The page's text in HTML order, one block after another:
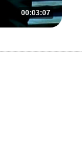
00:03:07